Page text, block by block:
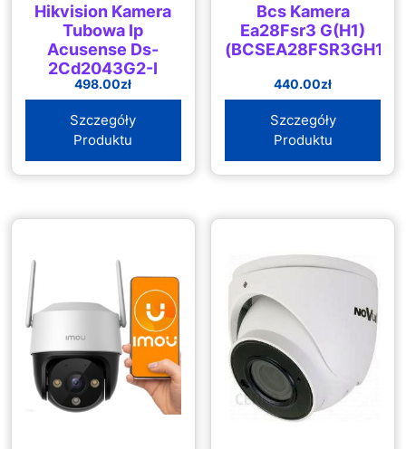
Hikvision Kamera
Tubowa Ip
Acusense Ds-
2Cd2043G2-I
498.00zł
Szczegóły
Produktu
Bcs Kamera
Ea28Fsr3 G(H1)
(BCSEA28FSR3GH1)
440.00zł
Szczegóły
Produktu